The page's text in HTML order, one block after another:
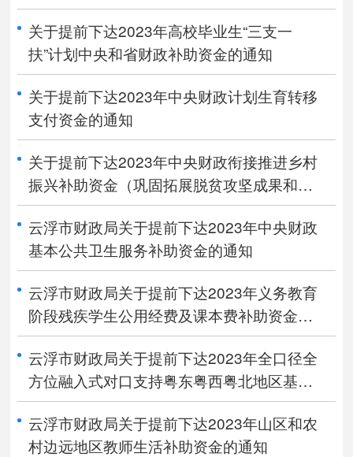
关于提前下达2023年高校毕业生“三支一
扶”计划中央和省财政补助资金的通知
关于提前下达2023年中央财政计划生育转移
支付资金的通知
关于提前下达2023年中央财政衔接推进乡村
振兴补助资金（巩固拓展脱贫攻坚成果和乡
村振兴任务）的通知
云浮市财政局关于提前下达2023年中央财政
基本公共卫生服务补助资金的通知
云浮市财政局关于提前下达2023年义务教育
阶段残疾学生公用经费及课本费补助资金的
通知
云浮市财政局关于提前下达2023年全口径全
方位融入式对口支持粤东粤西粤北地区基础
教育高质量发展资金的通知
云浮市财政局关于提前下达2023年山区和农
村边远地区教师生活补助资金的通知